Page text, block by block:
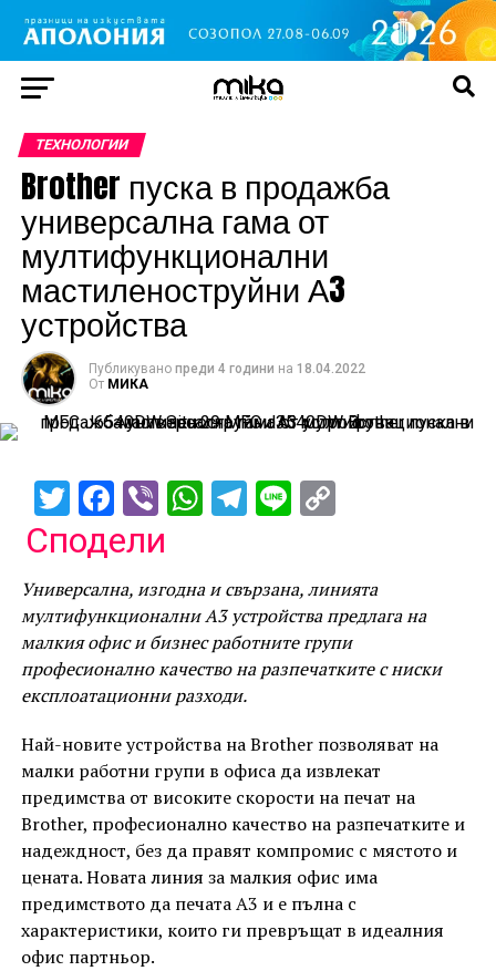
TЕХНОЛОГИИ
Brother пуска в продажба
универсална гама от
мултифункционални
мастиленоструйни А3
устройства
Публикувано преди 4 години на 18.04.2022
От МИКА
TwitterFacebook
ViberWhatsApp
Telegram
Line
Сподели
Универсална, изгодна и свързана, линията
мултифункционални А3 устройства предлага на
малкия офис и бизнес работните групи
професионално качество на разпечатките с ниски
експлоатационни разходи.
Най-новите устройства на Brother позволяват на
малки работни групи в офиса да извлекат
предимства от високите скорости на печат на
Brother, професионално качество на разпечатките и
надеждност, без да правят компромис с мястото и
цената. Новата линия за малкия офис има
предимството да печата А3 и е пълна с
характеристики, които ги превръщат в идеалния
офис партньор.